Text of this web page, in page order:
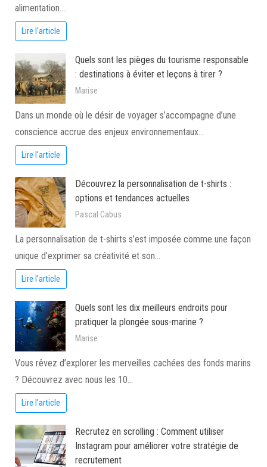
alimentation.…
Lire l'article
Quels sont les pièges du tourisme responsable
: destinations à éviter et leçons à tirer ?
Marise
Dans un monde où le désir de voyager s’accompagne d’une
conscience accrue des enjeux environnementaux…
Lire l'article
Découvrez la personnalisation de t-shirts :
options et tendances actuelles
Pascal Cabus
La personnalisation de t-shirts s’est imposée comme une façon
unique d’exprimer sa créativité et son…
Lire l'article
Quels sont les dix meilleurs endroits pour
pratiquer la plongée sous-marine ?
Marise
Vous rêvez d’explorer les merveilles cachées des fonds marins
? Découvrez avec nous les 10…
Lire l'article
Recrutez en scrolling : Comment utiliser
Instagram pour améliorer votre stratégie de
recrutement